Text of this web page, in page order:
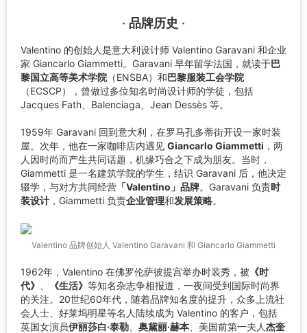
· 品牌历史 ·
Valentino 的创始人是意大利设计师 Valentino Garavani 和企业
家 Giancarlo Giammetti。Garavani 早年留学法国，就读于巴
黎国立高等美术学院 （ENSBA）和巴黎服装工会学院
（ECSCP），曾做过多位知名时尚设计师的学徒，包括
Jacques Fath、Balenciaga、Jean Dessès 等。
1959年 Garavani 回到意大利，在罗马孔多蒂街开设一家时装
屋。次年，他在一家咖啡店内遇见 Giancarlo Giammetti ，两
人因时尚而产生共同话题，机缘巧合之下成为朋友。当时，
Giammetti 是一名建筑学院的学生，结识 Garavani 后，他决定
辍学，与对方共同经营 「Valentino」品牌。Garavani 负责时
装设计 ，Giammetti 负责企业管理和发展策略。
Valentino 品牌创始人 Valentino Garavani 和 Giancarlo Giammetti
1962年，Valentino 在佛罗伦萨彼提宫举办时装秀，被 《时
代》
《生活》 等知名杂志争相报道，一夜间受到国际时尚界
的关注。20世纪60年代，随着品牌知名度的提升，众多上流社
会人士、好莱坞明星等名人陆续成为 Valentino 的客户，包括
英国女演员伊丽莎白·泰勒 奥黛丽·赫本 、美国前第一夫人杰奎